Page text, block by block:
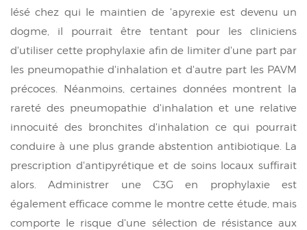
lésé chez qui le maintien de 'apyrexie est devenu un
dogme, il pourrait être tentant pour les cliniciens
d'utiliser cette prophylaxie afin de limiter d'une part par
les pneumopathie d'inhalation et d'autre part les PAVM
précoces. Néanmoins, certaines données montrent la
rareté des pneumopathie d'inhalation et une relative
innocuité des bronchites d'inhalation ce qui pourrait
conduire à une plus grande abstention antibiotique. La
prescription d'antipyrétique et de soins locaux suffirait
alors. Administrer une C3G en prophylaxie est
également efficace comme le montre cette étude, mais
comporte le risque d'une sélection de résistance aux